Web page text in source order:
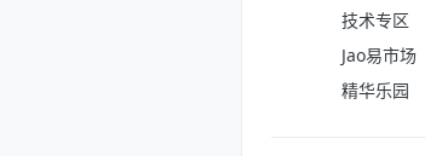
活动优惠
技术专区
Jao易市场